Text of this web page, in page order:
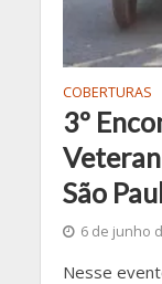
COBERTURAS
3º
São
6 de junho
Nesse